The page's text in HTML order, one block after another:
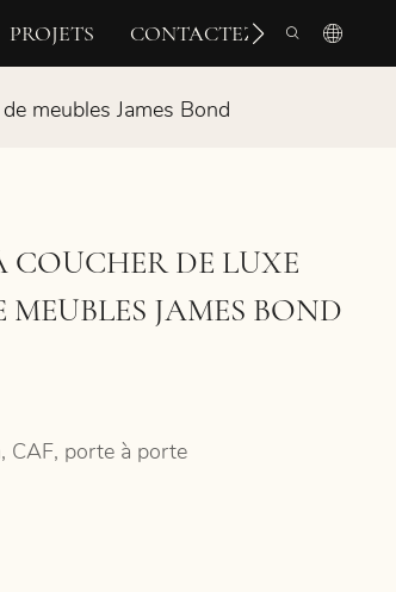
PROJETS CONTACTEZ-NOUS
meubles James Bond
COUCHER DE LUXE
JAMES BOND
CAF, porte à porte